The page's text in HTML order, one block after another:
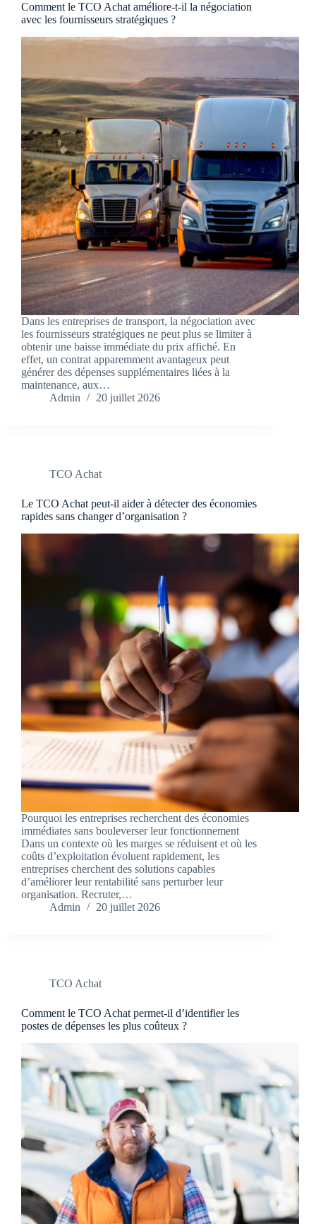
Comment le TCO Achat améliore-t-il la négociation
avec les fournisseurs stratégiques ?
Dans les entreprises de transport, la négociation avec
les fournisseurs stratégiques ne peut plus se limiter à
obtenir une baisse immédiate du prix affiché. En
effet, un contrat apparemment avantageux peut
générer des dépenses supplémentaires liées à la
maintenance, aux…
Admin
20 juillet 2026
TCO Achat
Le TCO Achat peut-il aider à détecter des économies
rapides sans changer d’organisation ?
Pourquoi les entreprises recherchent des économies
immédiates sans bouleverser leur fonctionnement
Dans un contexte où les marges se réduisent et où les
coûts d’exploitation évoluent rapidement, les
entreprises cherchent des solutions capables
d’améliorer leur rentabilité sans perturber leur
organisation. Recruter,…
Admin
20 juillet 2026
TCO Achat
Comment le TCO Achat permet-il d’identifier les
postes de dépenses les plus coûteux ?